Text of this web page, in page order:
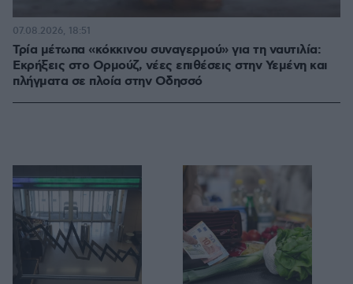
Τρία μέτωπα «κόκκινου συναγερμού» για τη ναυτιλία:
Εκρήξεις στο Ορμούζ, νέες επιθέσεις στην Υεμένη και
πλήγματα σε πλοία στην Οδησσό
07.08.2026, 18:51